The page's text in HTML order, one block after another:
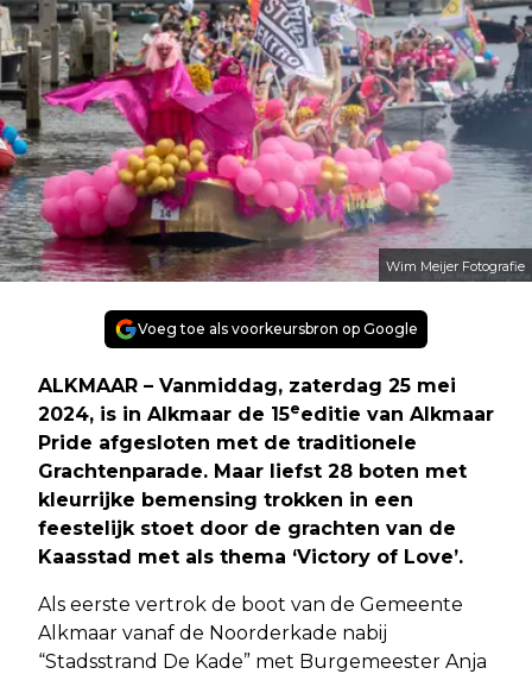
Wim Meijer Fotografie
Voeg toe als voorkeursbron op Google
ALKMAAR – Vanmiddag, zaterdag 25 mei
2024, is in Alkmaar de 15eeditie van Alkmaar
Pride afgesloten met de traditionele
Grachtenparade. Maar liefst 28 boten met
kleurrijke bemensing trokken in een
feestelijk stoet door de grachten van de
Kaasstad met als thema ‘Victory of Love’.
Als eerste vertrok de boot van de Gemeente
Alkmaar vanaf de Noorderkade nabij
“Stadsstrand De Kade” met Burgemeester Anja